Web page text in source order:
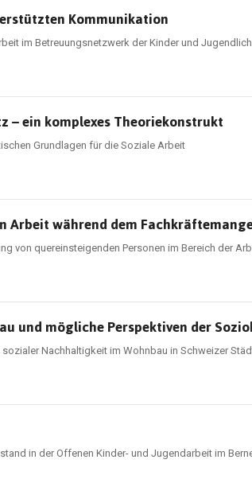
Kommunikation
im Betreuungsnetzwerk der Kinder und
– ein komplexes Theoriekonstrukt
Grundlagen für die Soziale Arbeit
Arbeit während dem
von quereinsteigenden Personen im Bereich der
und mögliche Perspektiven der
Nachhaltigkeit im Wohnbau in Schweizer
in der Offenen Kinder- und Jugendarbeit im